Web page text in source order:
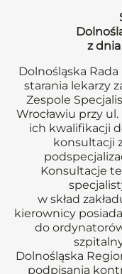
z
Dolnośląska
starania lekarzy
Zespole
Wrocławiu przy
ich kwalifikacji
konsultacji
Konsultacje
w skład
kierownicy
do
Dolnośląska
podpisania